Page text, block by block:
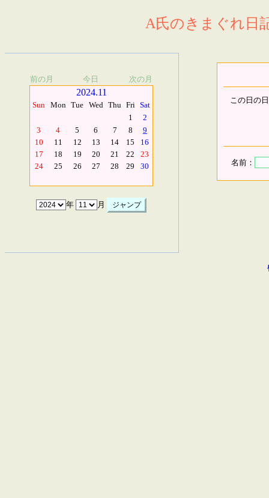
A氏のきまぐれ日
前の月 今日 次の月
2024.11
Sun Mon Tue Wed Thu Fri Sat
1
2
3
4 5 6 7 8
9
10
11 12 13 14 15
16
17
18 19 20 21 22
23
24
25 26 27 28 29 30
年 月
この日の
名前：